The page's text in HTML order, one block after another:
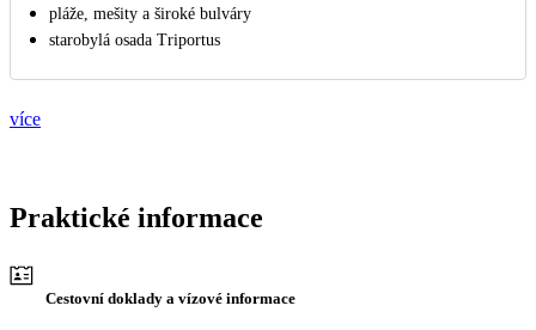
pláže, mešity a široké bulváry
starobylá osada Triportus
více
Praktické informace
Cestovní doklady a vízové informace